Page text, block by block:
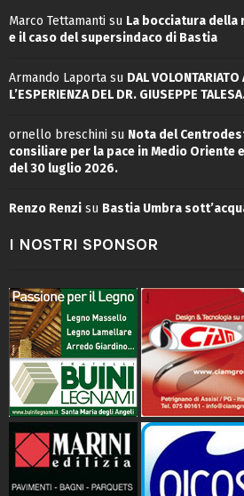
Marco Tettamanti su La bocciatura
e il caso del supersindaco di Bastia
Armando Laporta su DAL VOLONTARIATO
L’ESPERIENZA DEL DR. GIUSEPPE
ornello breschini su Nota del
consiliare per la pace in Medio Oriente
del 30 luglio 2026.
Renzo Renzi su Bastia Umbra
I NOSTRI SPONSOR